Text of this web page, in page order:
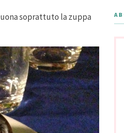
soprattuto la zuppa